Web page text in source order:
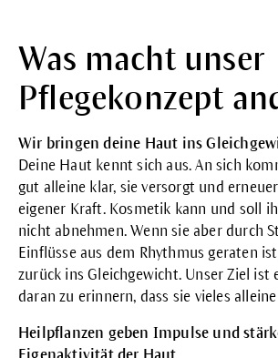
Was macht unser
Pflegekonzept
Wir bringen deine Haut ins
Deine Haut kennt sich aus. An sich
gut alleine klar, sie versorgt und
eigener Kraft. Kosmetik kann und soll
nicht abnehmen. Wenn sie aber durch
Einflüsse aus dem Rhythmus geraten
zurück ins Gleichgewicht. Unser Ziel ist
daran zu erinnern, dass sie vieles
Heilpflanzen geben Impulse und